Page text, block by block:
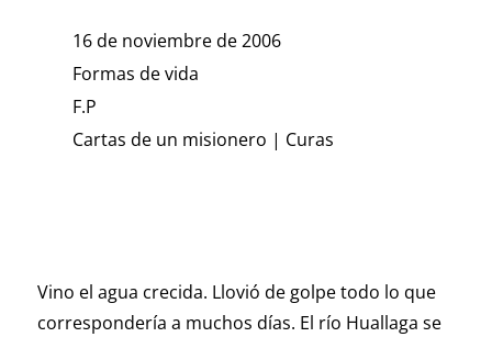
16 de noviembre de 2006
Formas de vida
F.P
Cartas de un misionero | Curas
Vino el agua crecida. Llovió de golpe todo lo que
correspondería a muchos días. El río Huallaga se